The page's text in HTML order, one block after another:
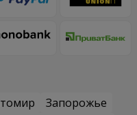
Запорожье